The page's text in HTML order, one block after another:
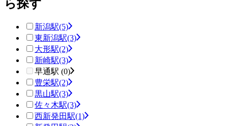
ら探す
新潟駅(5)
東新潟駅(3)
大形駅(2)
新崎駅(3)
早通駅 (0)
豊栄駅(2)
黒山駅(3)
佐々木駅(3)
西新発田駅(1)